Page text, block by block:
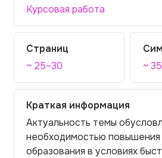
Курсовая работа
Страниц
~ 25–30
~
Краткая информация
Актуальность темы
необходимостью повышения
образования в условиях